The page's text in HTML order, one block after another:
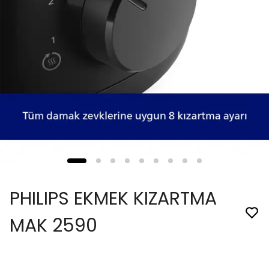
PHILIPS EKMEK KIZARTMA
MAK 2590